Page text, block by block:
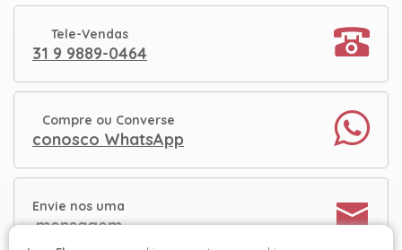
Tele-Vendas
31 9 9889-0464
Compre ou Converse
conosco WhatsApp
Envie nos uma
mensagem